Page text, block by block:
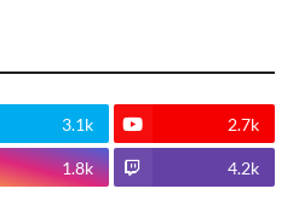
3.1k 2.7k
1.8k 4.2k